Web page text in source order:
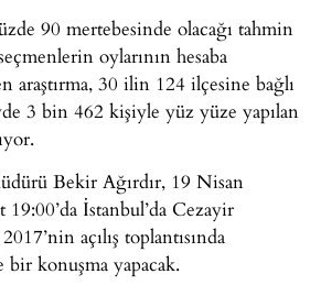
90 mertebesinde olacağı tahmin
oylarının hesaba
araştırma, 30 ilin 124 ilçesine bağlı
3 bin 462 kişiyle yüz yüze yapılan
Bekir Ağırdır, 19 Nisan
19:00’da İstanbul’da Cezayir
açılış toplantısında
konuşma yapacak.